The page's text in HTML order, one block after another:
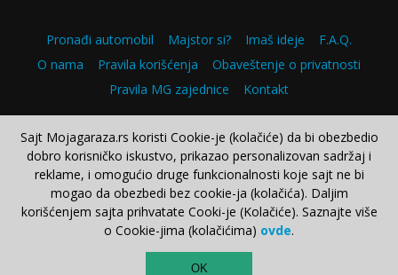
Pronađi automobil Majstor si? Imaš ideje
F.A.Q.
O nama
Pravila korišćenja
Obaveštenje o privatnosti
Pravila MG zajednice
Kontakt
Copyright © 2000–2026.
Sajt Mojagaraza.rs koristi Cookie-je (kolačiće) da bi obezbedio
dobro korisničko iskustvo, prikazao personalizovan sadržaj i
reklame, i omogućio druge funkcionalnosti koje sajt ne bi
mogao da obezbedi bez cookie-ja (kolačića). Daljim
korišćenjem sajta prihvatate Cooki-je (Kolačiće). Saznajte više
o Cookie-jima (kolačićima) ovde.
OK